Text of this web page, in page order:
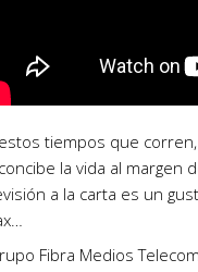
tiempos que
la vida al margen
a la carta es un
Fibra Medios